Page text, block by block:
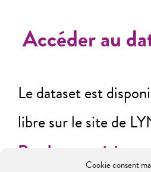
Cookie consent
Accéder au
Le dataset est
libre sur le site de
Rendez-vous ici pour